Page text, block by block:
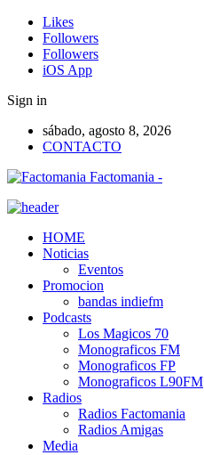
Likes
Followers
Followers
iOS App
Sign in
sábado, agosto 8, 2026
CONTACTO
Factomania -
HOME
Noticias
Eventos
Promocion
bandas indiefm
Podcasts
Los Magicos 70
Monograficos FM
Monograficos FP
Monograficos L90FM
Radios
Radios Factomania
Radios Amigas
Media